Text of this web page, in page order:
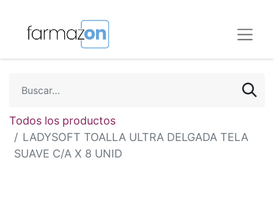
Todos los productos
LADYSOFT TOALLA ULTRA DELGADA TELA
SUAVE C/A X 8 UNID